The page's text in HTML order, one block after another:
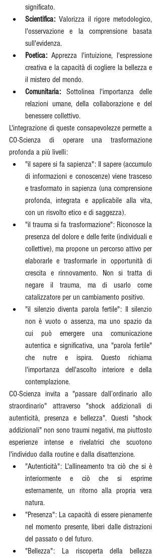
significato.
Scientifica: Valorizza il rigore metodologico,
l'osservazione e la comprensione basata
sull'evidenza.
Poetica: Apprezza l'intuizione, l'espressione
creativa e la capacità di cogliere la bellezza e
il mistero del mondo.
Comunitaria: Sottolinea l'importanza delle
relazioni umane, della collaborazione e del
benessere collettivo.
L'integrazione di queste consapevolezze permette a
CO-Scienza di operare una trasformazione
profonda a più livelli:
"il sapere si fa sapienza": Il sapere (accumulo
di informazioni e conoscenze) viene trasceso
e trasformato in sapienza (una comprensione
profonda, integrata e applicabile alla vita,
con un risvolto etico e di saggezza).
"il trauma si fa trasformazione": Riconosce la
presenza del dolore e delle ferite (individuali e
collettive), ma propone un percorso attivo per
elaborarle e trasformarle in opportunità di
crescita e rinnovamento. Non si tratta di
negare il trauma, ma di usarlo come
catalizzatore per un cambiamento positivo.
"il silenzio diventa parola fertile": Il silenzio
non è vuoto o assenza, ma uno spazio da
cui può emergere una comunicazione
autentica e significativa, una "parola fertile"
che nutre e ispira. Questo richiama
l'importanza dell'ascolto interiore e della
contemplazione.
CO-Scienza invita a "passare dall’ordinario allo
straordinario" attraverso "shock addizionali di
autenticità, presenza e bellezza". Questi "shock
addizionali" non sono traumi negativi, ma piuttosto
esperienze intense e rivelatrici che scuotono
l'individuo dalla routine e dalla disattenzione.
"Autenticità": L'allineamento tra ciò che si è
interiormente e ciò che si esprime
esternamente, un ritorno alla propria vera
natura.
"Presenza": La capacità di essere pienamente
nel momento presente, liberi dalle distrazioni
del passato o del futuro.
"Bellezza": La riscoperta della bellezza